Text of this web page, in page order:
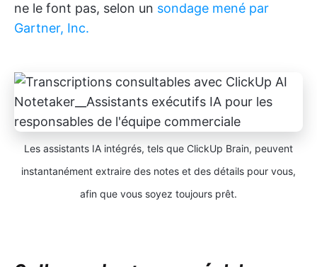
ne le font pas, selon un sondage mené par
Gartner, Inc.
Les assistants IA intégrés, tels que ClickUp Brain, peuvent
instantanément extraire des notes et des détails pour vous,
afin que vous soyez toujours prêt.